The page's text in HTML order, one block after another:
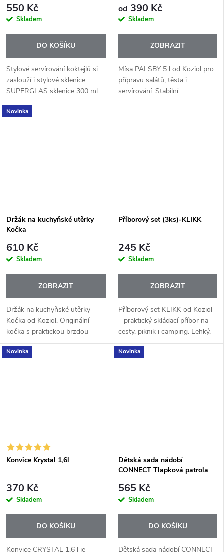
550 Kč
Skladem
DO KOŠÍKU
Stylové servírování koktejlů si
zaslouží i stylové sklenice.
SUPERGLAS sklenice 300 ml
od značky Koziol jsou ideální
pro všechny nápoje či
od 390 Kč
Skladem
ZOBRAZIT
Mísa PALSBY 5 l od Koziol pro
přípravu salátů, těsta i
servírování. Stabilní
skandinávský design vhodný do
Novinka
Držák na kuchyňské utěrky
Kočka
610 Kč
Skladem
ZOBRAZIT
Držák na kuchyňské utěrky
Kočka od Koziol. Originální
kočka s praktickou brzdou
odvíjení a stabilní základnou do
každé kuchyně. Včetně 1 role
Příborový set (3ks)-KLIKK
245 Kč
Skladem
ZOBRAZIT
Příborový set KLIKK od Koziol
– praktický skládací příbor na
cesty, piknik i camping. Lehký,
odolný a ekologický pomocník.
Novinka
Konvice Krystal 1,6l
370 Kč
Skladem
DO KOŠÍKU
Konvice CRYSTAL 1,6 l je
Novinka
Dětská sada nádobí
CONNECT Tlapková patrola
565 Kč
Skladem
DO KOŠÍKU
Dětská sada nádobí CONNECT